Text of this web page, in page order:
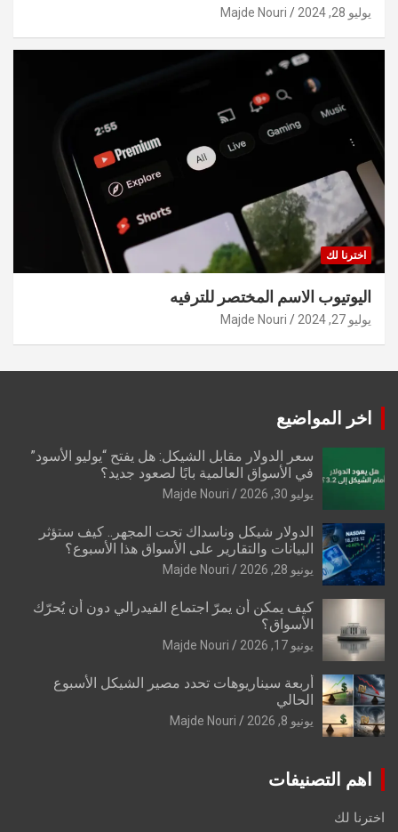
يوليو 28, 2024 Majde Nouri
اخترنا لك
اليوتيوب الاسم المختصر للترفيه
يوليو 27, 2024 Majde Nouri
اخر المواضيع
سعر الدولار مقابل الشيكل: هل يفتح “يوليو الأسود”
في الأسواق العالمية بابًا لصعود جديد؟
يوليو 30, 2026 Majde Nouri
الدولار شيكل وناسداك تحت المجهر.. كيف ستؤثر
البيانات والتقارير على الأسواق هذا الأسبوع؟
يونيو 28, 2026 Majde Nouri
كيف يمكن أن يمرّ اجتماع الفيدرالي دون أن يُحرّك
الأسواق؟
يونيو 17, 2026 Majde Nouri
أربعة سيناريوهات تحدد مصير الشيكل الأسبوع
الحالي
يونيو 8, 2026 Majde Nouri
اهم التصنيفات
اخترنا لك